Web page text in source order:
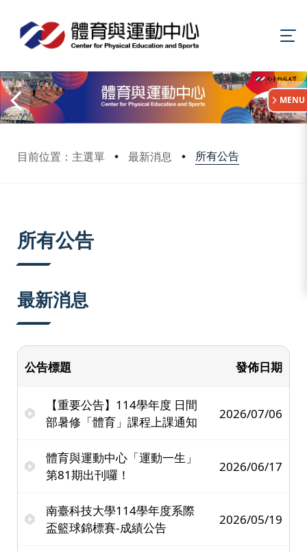
目前位置：主選單 最新消息 所有公告
:::
MENU
所有公告
最新消息
公告標題 發佈日期
【重要公告】114學年度 日間
部暑修「體育」課程上課通知
2026/07/06
體育與運動中心「運動一生」
第81期出刊囉！
2026/06/17
南臺科技大學114學年度系際
盃籃球錦標賽-成績公告
2026/05/19